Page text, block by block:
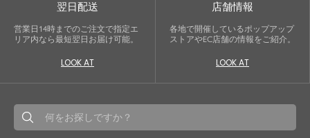
翌日配送
営業日14時までのご注文で指定エ
リア内なら最短翌日お届け可能。
LOOK AT
店舗情報
各地で開催しているポップアップ
ストアやEC店舗の情報をご紹介。
LOOK AT